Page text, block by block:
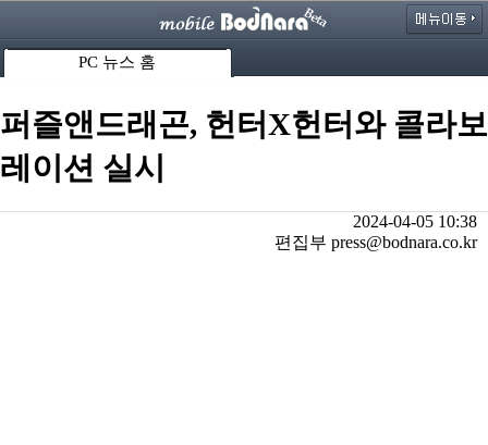
PC 뉴스 홈
퍼즐앤드래곤, 헌터X헌터와 콜라보
레이션 실시
2024-04-05 10:38
편집부 press@bodnara.co.kr